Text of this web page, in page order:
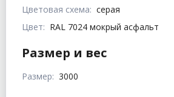
Цветовая схема: серая
Цвет: RAL 7024 мокрый асфальт
Размер и вес
Размер: 3000